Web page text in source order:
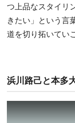
つ上品なスタイリ
きたい」という言
道を切り拓いてい
浜川路己と本多